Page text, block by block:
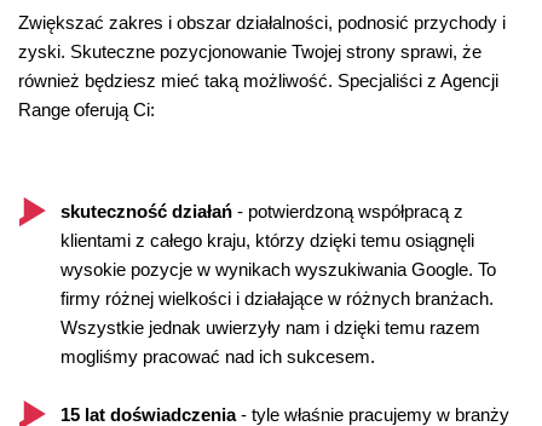
Zwiększać zakres i obszar działalności, podnosić przychody i
zyski. Skuteczne pozycjonowanie Twojej strony sprawi, że
również będziesz mieć taką możliwość. Specjaliści z Agencji
Range oferują Ci:
skuteczność działań - potwierdzoną współpracą z
klientami z całego kraju, którzy dzięki temu osiągnęli
wysokie pozycje w wynikach wyszukiwania Google. To
firmy różnej wielkości i działające w różnych branżach.
Wszystkie jednak uwierzyły nam i dzięki temu razem
mogliśmy pracować nad ich sukcesem.
15 lat doświadczenia- tyle właśnie pracujemy w branży